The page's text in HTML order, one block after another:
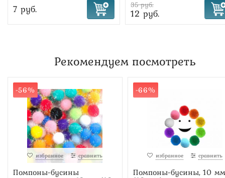
7 руб. 35 руб.
12 руб.
Рекомендуем посмотреть
-56%
избранное сравнить
Помпоны-бусины
-66%
избранное сравнить
Помпоны-бусины, 10 мм